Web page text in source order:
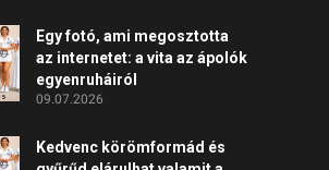
Egy fotó, ami megosztotta
az internetet: a vita az ápolók
egyenruháiról
09.07.2026
Kedvenc körömformád és